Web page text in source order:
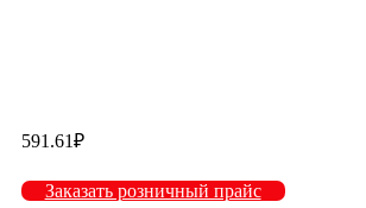
591.61₽
Заказать розничный прайс